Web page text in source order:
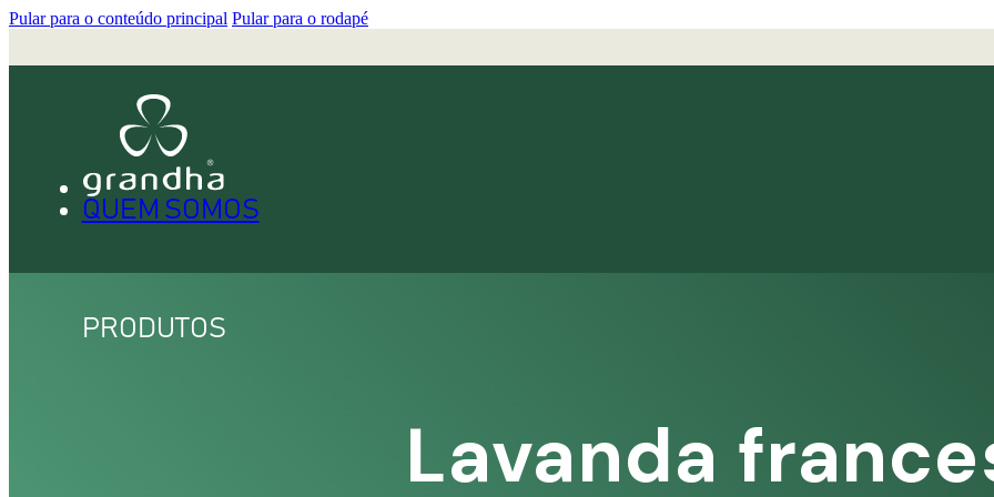
Pular para o conteúdo principal Pular para o rodapé
QUEM SOMOS
PRODUTOS
Lavanda